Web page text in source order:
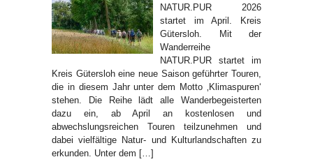
NATUR.PUR 2026
startet im April. Kreis
Gütersloh. Mit der
Wanderreihe
NATUR.PUR startet im
Kreis Gütersloh eine neue Saison geführter Touren,
die in diesem Jahr unter dem Motto ‚Klimaspuren‘
stehen. Die Reihe lädt alle Wanderbegeisterten
dazu ein, ab April an kostenlosen und
abwechslungsreichen Touren teilzunehmen und
dabei vielfältige Natur- und Kulturlandschaften zu
erkunden. Unter dem […]